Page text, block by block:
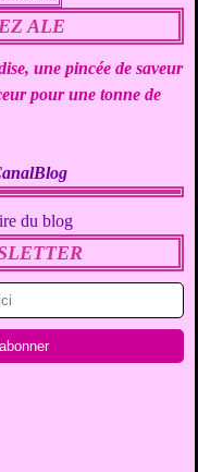
ALE
une pincée de saveur
pour une tonne de
du blog